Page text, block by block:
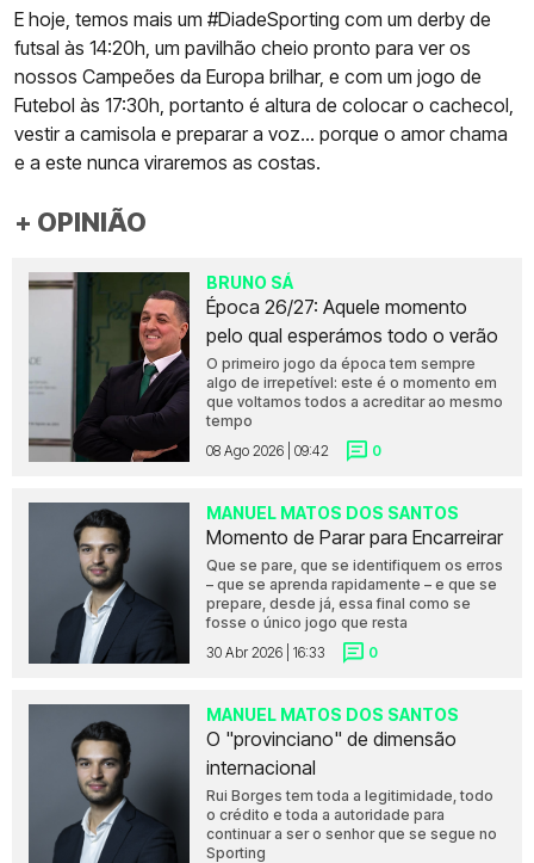
E hoje, temos mais um #DiadeSporting com um derby de
futsal às 14:20h, um pavilhão cheio pronto para ver os
nossos Campeões da Europa brilhar, e com um jogo de
Futebol às 17:30h, portanto é altura de colocar o cachecol,
vestir a camisola e preparar a voz... porque o amor chama
e a este nunca viraremos as costas.
+ OPINIÃO
BRUNO SÁ
Época 26/27: Aquele momento
pelo qual esperámos todo o verão
O primeiro jogo da época tem sempre
algo de irrepetível: este é o momento em
que voltamos todos a acreditar ao mesmo
tempo
08 Ago 2026 | 09:42
0
MANUEL MATOS DOS SANTOS
Momento de Parar para Encarreirar
Que se pare, que se identifiquem os erros
– que se aprenda rapidamente – e que se
prepare, desde já, essa final como se
fosse o único jogo que resta
30 Abr 2026 | 16:33
0
MANUEL MATOS DOS SANTOS
O "provinciano" de dimensão
internacional
Rui Borges tem toda a legitimidade, todo
o crédito e toda a autoridade para
continuar a ser o senhor que se segue no
Sporting